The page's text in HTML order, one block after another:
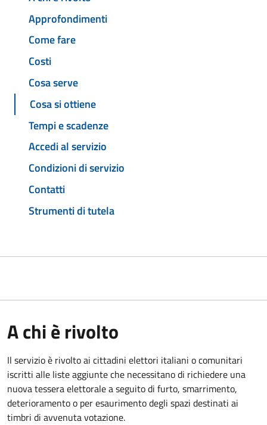
Approfondimenti
Come fare
Costi
Cosa serve
Cosa si ottiene
Tempi e scadenze
Accedi al servizio
Condizioni di servizio
Contatti
Strumenti di tutela
A chi è rivolto
Il servizio è rivolto ai cittadini elettori italiani o comunitari
iscritti alle liste aggiunte che necessitano di richiedere una
nuova tessera elettorale a seguito di furto, smarrimento,
deterioramento o per esaurimento degli spazi destinati ai
timbri di avvenuta votazione.